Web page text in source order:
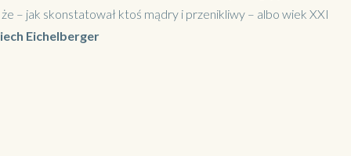
– jak skonstatował ktoś mądry i przenikliwy – albo wiek XXI
Eichelberger